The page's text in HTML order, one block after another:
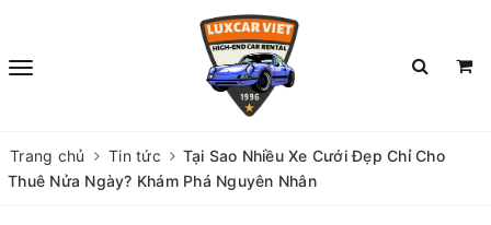
Trang chủ Tin tức
Tại Sao Nhiều Xe Cưới Đẹp Chỉ Cho
Thuê Nửa Ngày? Khám Phá Nguyên Nhân